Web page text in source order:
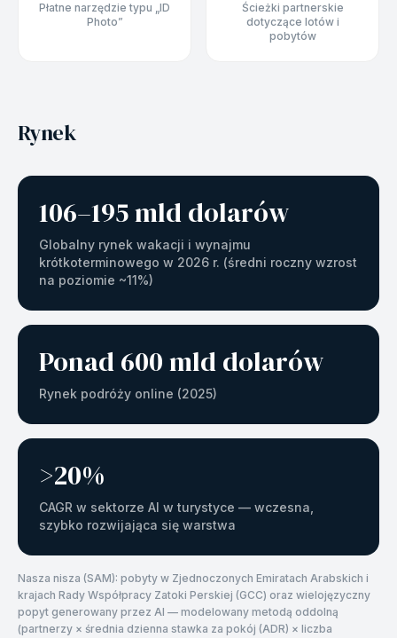
Płatne narzędzie typu „ID
Photo”
Ścieżki partnerskie
dotyczące lotów i
pobytów
Rynek
106–195 mld dolarów
Globalny rynek wakacji i wynajmu
krótkoterminowego w 2026 r. (średni roczny wzrost
na poziomie ~11%)
Ponad 600 mld dolarów
Rynek podróży online (2025)
>20%
CAGR w sektorze AI w turystyce — wczesna,
szybko rozwijająca się warstwa
Nasza nisza (SAM): pobyty w Zjednoczonych Emiratach Arabskich i
krajach Rady Współpracy Zatoki Perskiej (GCC) oraz wielojęzyczny
popyt generowany przez AI — modelowany metodą oddolną
(partnerzy × średnia dzienna stawka za pokój (ADR) × liczba